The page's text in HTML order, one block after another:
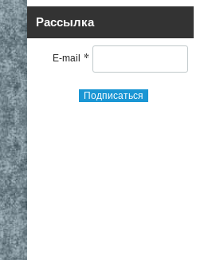
Рассылка
E-mail *
Подписаться